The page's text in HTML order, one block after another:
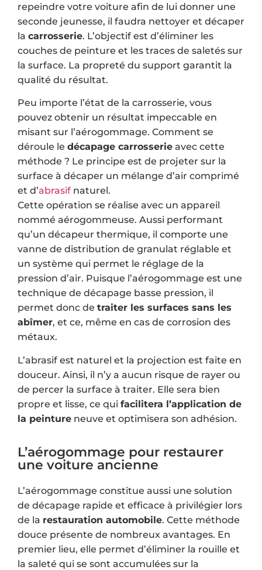
repeindre votre voiture afin de lui donner une
seconde jeunesse, il faudra nettoyer et décaper
la carrosserie. L’objectif est d’éliminer les
couches de peinture et les traces de saletés sur
la surface. La propreté du support garantit la
qualité du résultat.
Peu importe l’état de la carrosserie, vous
pouvez obtenir un résultat impeccable en
misant sur l’aérogommage. Comment se
déroule le décapage carrosserie avec cette
méthode ? Le principe est de projeter sur la
surface à décaper un mélange d’air comprimé
et d’abrasif naturel.
Cette opération se réalise avec un appareil
nommé aérogommeuse. Aussi performant
qu’un décapeur thermique, il comporte une
vanne de distribution de granulat réglable et
un système qui permet le réglage de la
pression d’air. Puisque l’aérogommage est une
technique de décapage basse pression, il
permet donc de traiter les surfaces sans les
abîmer, et ce, même en cas de corrosion des
métaux.
L’abrasif est naturel et la projection est faite en
douceur. Ainsi, il n’y a aucun risque de rayer ou
de percer la surface à traiter. Elle sera bien
propre et lisse, ce qui facilitera l’application de
la peinture neuve et optimisera son adhésion.
L’aérogommage pour restaurer
une voiture ancienne
L’aérogommage constitue aussi une solution
de décapage rapide et efficace à privilégier lors
de la restauration automobile. Cette méthode
douce présente de nombreux avantages. En
premier lieu, elle permet d’éliminer la rouille et
la saleté qui se sont accumulées sur la